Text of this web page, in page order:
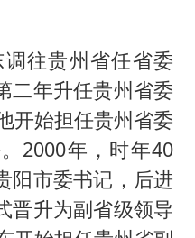
往贵州省任省委
二年升任贵州省委
开始担任贵州省委
2000年，时年40
阳市委书记，后进
晋升为副省级领导